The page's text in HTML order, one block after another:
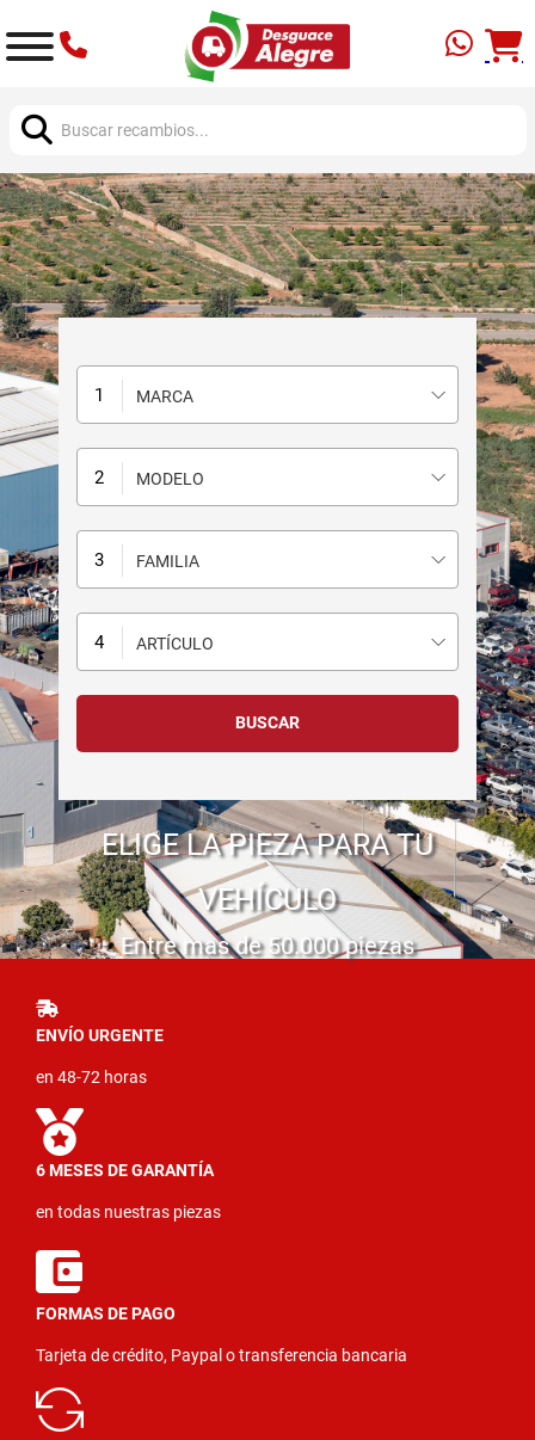
MARCA
MODELO
FAMILIA
ARTÍCULO
ELIGE LA PIEZA PARA TU
VEHÍCULO
Entre mas de 50.000 piezas
ENVÍO URGENTE
en 48-72 horas
6 MESES DE GARANTÍA
en todas nuestras piezas
FORMAS DE PAGO
Tarjeta de crédito, Paypal o transferencia bancaria